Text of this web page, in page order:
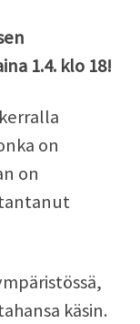
1.4. klo 18!
on
on
käsin.